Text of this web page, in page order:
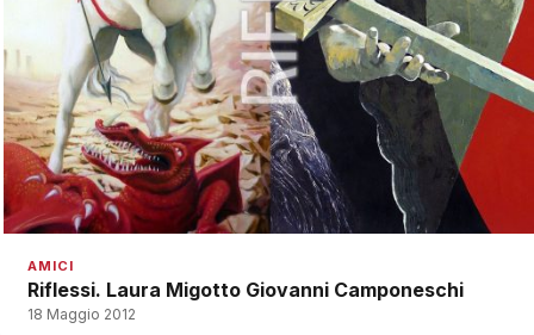
AMICI
Riflessi. Laura Migotto Giovanni Camponeschi
18 Maggio 2012